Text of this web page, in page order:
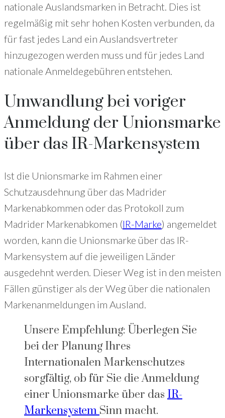
nationale Auslandsmarken in Betracht. Dies ist
regelmäßig mit sehr hohen Kosten verbunden, da
für fast jedes Land ein Auslandsvertreter
hinzugezogen werden muss und für jedes Land
nationale Anmeldegebühren entstehen.
Umwandlung bei voriger
Anmeldung der Unionsmarke
über das IR-Markensystem
Ist die Unionsmarke im Rahmen einer
Schutzausdehnung über das Madrider
Markenabkommen oder das Protokoll zum
Madrider Markenabkomen (IR-Marke) angemeldet
worden, kann die Unionsmarke über das IR-
Markensystem auf die jeweiligen Länder
ausgedehnt werden. Dieser Weg ist in den meisten
Fällen günstiger als der Weg über die nationalen
Markenanmeldungen im Ausland.
Unsere Empfehlung: Überlegen Sie
bei der Planung Ihres
Internationalen Markenschutzes
sorgfältig, ob für Sie die Anmeldung
einer Unionsmarke über das IR-
Markensystem Sinn macht.